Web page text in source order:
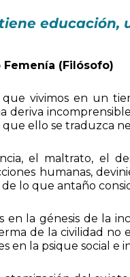
educación,
Femenía (Filósofo)
vivimos en un
deriva
que ello se traduzca
el maltrato, el
humanas,
de lo que antaño
en la génesis de la
de la civilidad
en la psique social e